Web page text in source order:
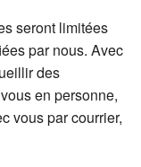
seront limitées
par nous. Avec
des
en personne,
vous par courrier,